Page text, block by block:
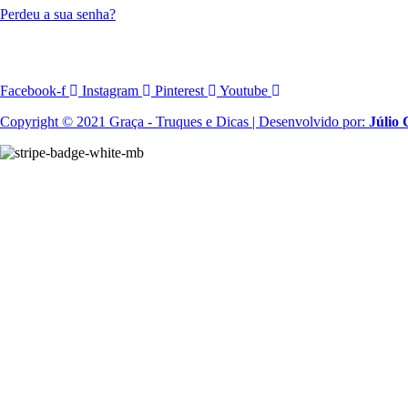
Perdeu a sua senha?
Facebook-f Instagram Pinterest
Youtube
Copyright © 2021 Graça - Truques e Dicas | Desenvolvido por: Júlio